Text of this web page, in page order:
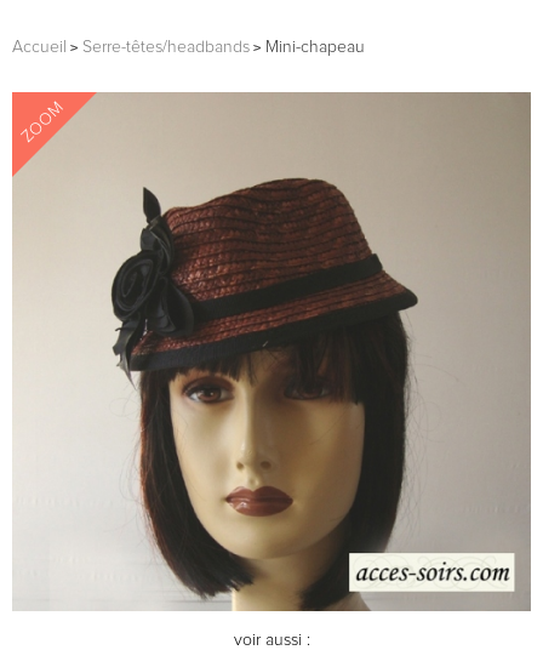
Accueil Serre-têtes/headbands Mini-chapeau
ZOOM
voir aussi :